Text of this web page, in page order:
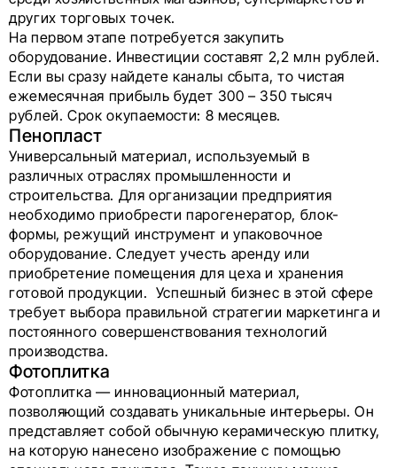
других торговых точек.
На первом этапе потребуется закупить
оборудование. Инвестиции составят 2,2 млн рублей.
Если вы сразу найдете каналы сбыта, то чистая
ежемесячная прибыль будет 300 – 350 тысяч
рублей. Срок окупаемости: 8 месяцев.
Пенопласт
Универсальный материал, используемый в
различных отраслях промышленности и
строительства. Для организации предприятия
необходимо приобрести парогенератор, блок-
формы, режущий инструмент и упаковочное
оборудование. Следует учесть аренду или
приобретение помещения для цеха и хранения
готовой продукции. Успешный бизнес в этой сфере
требует выбора правильной стратегии маркетинга и
постоянного совершенствования технологий
производства.
Фотоплитка
Фотоплитка — инновационный материал,
позволяющий создавать уникальные интерьеры. Он
представляет собой обычную керамическую плитку,
на которую нанесено изображение с помощью